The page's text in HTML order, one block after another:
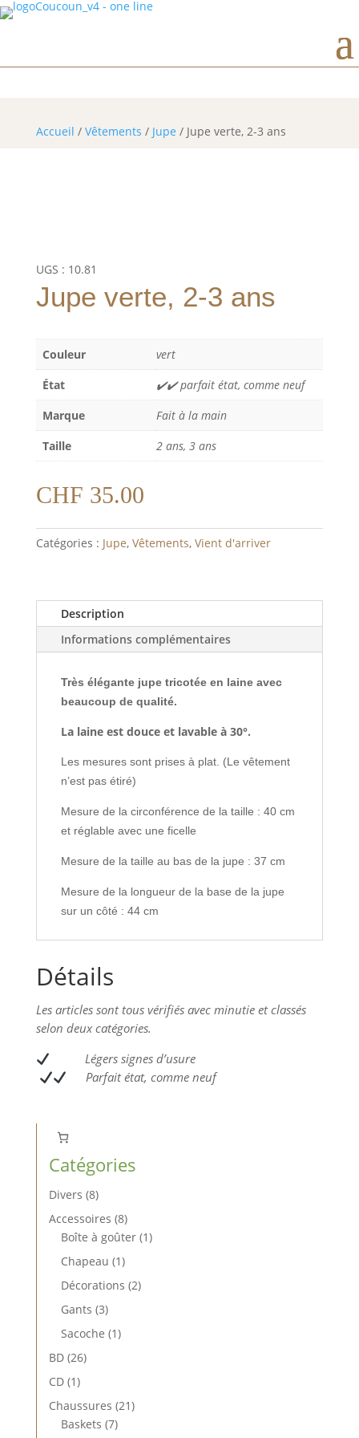
Accueil / Vêtements / Jupe / Jupe verte, 2-3 ans
UGS : 10.81
Jupe verte, 2-3 ans
Couleur
vert
État
✔️✔️ parfait état, comme neuf
Marque
Fait à la main
Taille
2 ans, 3 ans
CHF 35.00
Catégories : Jupe, Vêtements, Vient d'arriver
Description
Informations complémentaires
Très élégante jupe tricotée en laine avec
beaucoup de qualité.
La laine est douce et lavable à 30°.
Les mesures sont prises à plat. (Le vêtement
n’est pas étiré)
Mesure de la circonférence de la taille : 40 cm
et réglable avec une ficelle
Mesure de la taille au bas de la jupe : 37 cm
Mesure de la longueur de la base de la jupe
sur un côté : 44 cm
Détails
Les articles sont tous vérifiés avec minutie et classés
selon deux catégories.
Légers signes d’usure
Parfait état, comme neuf
Catégories
Divers 88
produits
Accessoires 88
produits
Boîte à goûter 11
Chapeau 11
produit
Décorations 22
Gants 33
produits
Sacoche 11
BD 2626
CD 11
Chaussures 2121
Baskets 77